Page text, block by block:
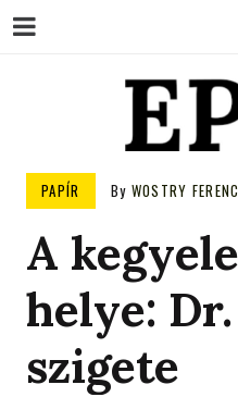
EPIK
PAPÍR By WOSTRY FERENC
A
helye:
szigete